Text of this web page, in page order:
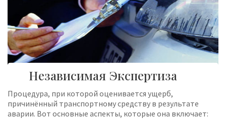
Независимая Экспертиза
Процедура, при которой оценивается ущерб,
причинённый транспортному средству в результате
аварии. Вот основные аспекты, которые она включает: